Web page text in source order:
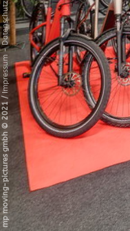
mp moving-pictures gmbh © 2021
/
Impressum
-
Datenschutz